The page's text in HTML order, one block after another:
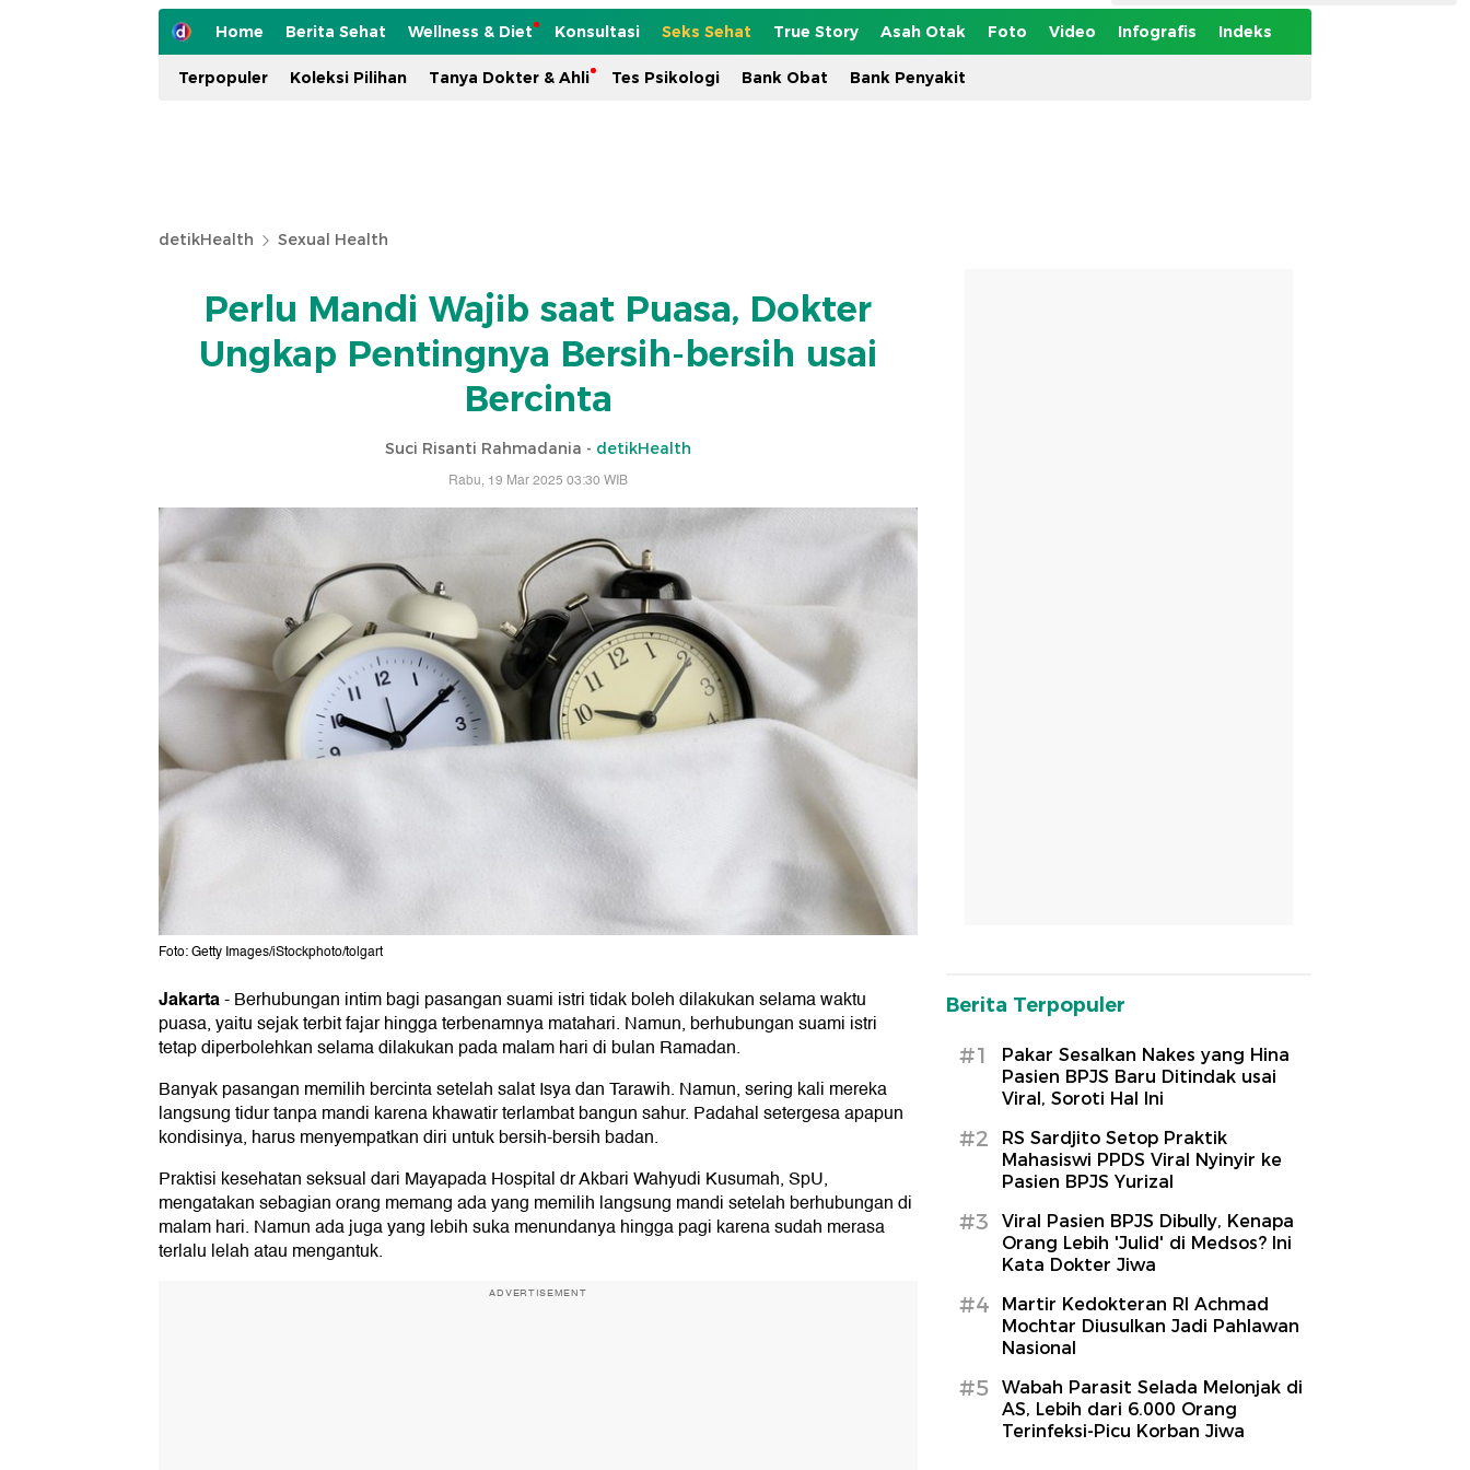
Home Berita Sehat Wellness & Diet Konsultasi Seks Sehat True Story Asah Otak Foto Video Infografis Indeks
Terpopuler Koleksi Pilihan Tanya Dokter & Ahli Tes Psikologi Bank Obat Bank Penyakit
detikHealth Sexual Health
Perlu Mandi Wajib saat Puasa, Dokter
Ungkap Pentingnya Bersih-bersih usai
Bercinta
Suci Risanti Rahmadania - detikHealth
Rabu, 19 Mar 2025 03:30 WIB
Foto: Getty Images/iStockphoto/tolgart
Jakarta-Berhubungan intim bagi pasangan suami istri tidak boleh dilakukan selama waktu
puasa, yaitu sejak terbit fajar hingga terbenamnya matahari. Namun, berhubungan suami istri
tetap diperbolehkan selama dilakukan pada malam hari di bulan Ramadan.
Banyak pasangan memilih bercinta setelah salat Isya dan Tarawih. Namun, sering kali mereka
langsung tidur tanpa mandi karena khawatir terlambat bangun sahur. Padahal setergesa apapun
kondisinya, harus menyempatkan diri untuk bersih-bersih badan.
Praktisi kesehatan seksual dari Mayapada Hospital dr Akbari Wahyudi Kusumah, SpU,
mengatakan sebagian orang memang ada yang memilih langsung mandi setelah berhubungan di
malam hari. Namun ada juga yang lebih suka menundanya hingga pagi karena sudah merasa
terlalu lelah atau mengantuk.
ADVERTISEMENT
Berita Terpopuler
#1
Pakar Sesalkan Nakes yang Hina
Pasien BPJS Baru Ditindak usai
Viral, Soroti Hal Ini
#2
RS Sardjito Setop Praktik
Mahasiswi PPDS Viral Nyinyir ke
Pasien BPJS Yurizal
#3
Viral Pasien BPJS Dibully, Kenapa
Orang Lebih 'Julid' di Medsos? Ini
Kata Dokter Jiwa
#4
Martir Kedokteran RI Achmad
Mochtar Diusulkan Jadi Pahlawan
Nasional
#5
Wabah Parasit Selada Melonjak di
AS, Lebih dari 6.000 Orang
Terinfeksi-Picu Korban Jiwa